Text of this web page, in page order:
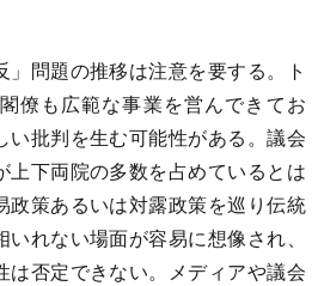
問題の推移は注意を要する。ト
僚も広範な事業を営んできてお
い批判を生む可能性がある。議会
上下両院の多数を占めているとは
政策あるいは対露政策を巡り伝統
れない場面が容易に想像され、
は否定できない。メディアや議会